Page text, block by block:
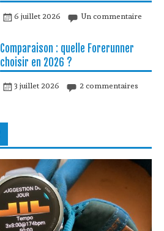
6 juillet 2026 Un commentaire
Comparaison : quelle Forerunner
choisir en 2026 ?
3 juillet 2026 2 commentaires